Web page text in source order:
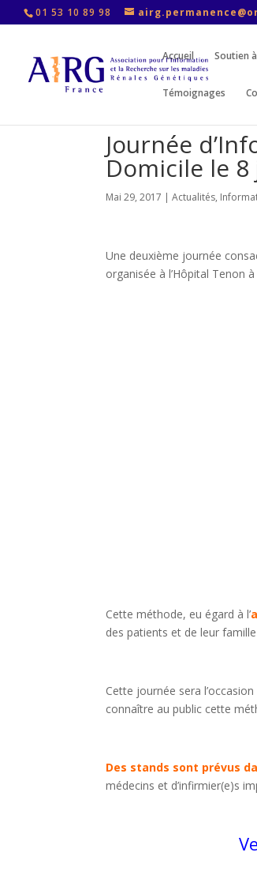
01 53 10 89 98
Accueil Soutien
Témoignages
Journée
Domicile le 8
Mai 29, 2017 |Actualités,
Une deuxième journée
organisée à l’Hôpital Tenon
Cette méthode, eu égard à l’
des patients et de leur
Cette journée sera l’occasion
connaître au public cette
Des stands sont prévus
médecins et d’infirmier(e)s